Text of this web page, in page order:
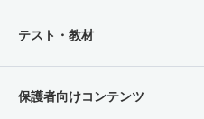
テスト・教材
保護者向けコンテンツ